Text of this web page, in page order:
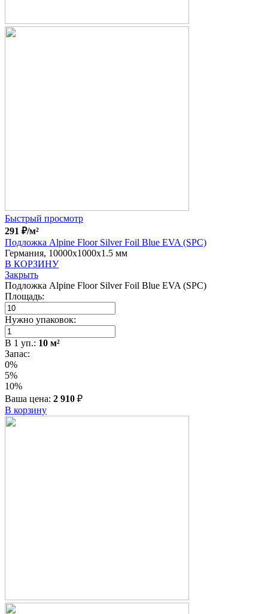
Быстрый просмотр
291 ₽/м²
Подложка Alpine Floor Silver Foil Blue EVA (SPC)
Германия, 10000x1000x1.5 мм
В КОРЗИНУ
Закрыть
Подложка Alpine Floor Silver Foil Blue EVA (SPC)
Площадь:
Нужно упаковок:
В 1 уп.: 10 м²
Запас:
0%
5%
10%
Ваша цена: 2 910 ₽
В корзину